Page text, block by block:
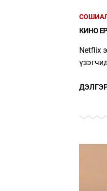
СОШИАЛ
КИНО
Netflix